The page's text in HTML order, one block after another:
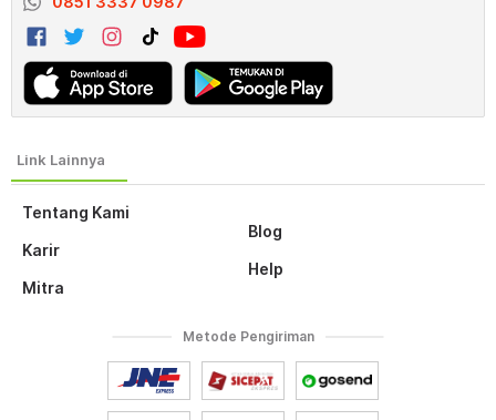
Tentang Kami
Karir
Mitra
Blog
Help
Metode Pengiriman